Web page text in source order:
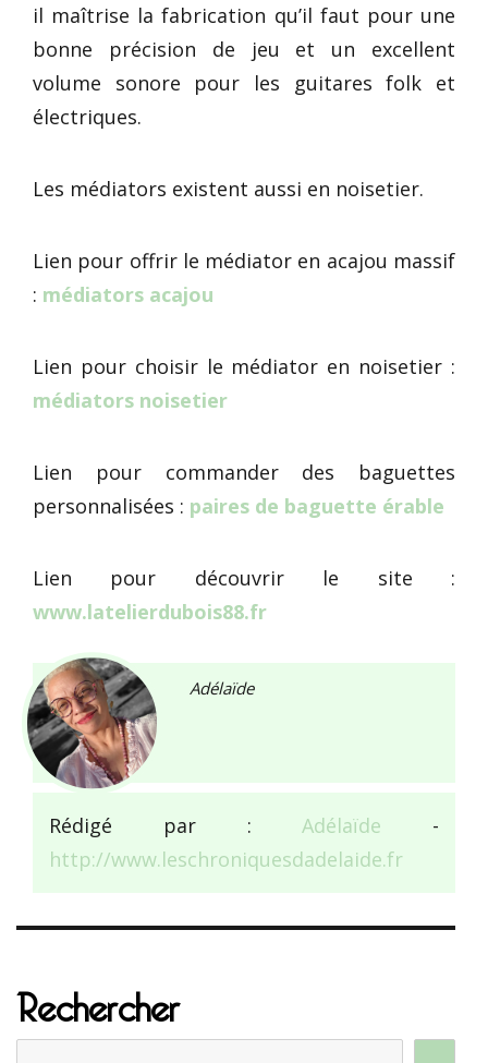
il maîtrise la fabrication qu’il faut pour une
bonne précision de jeu et un excellent
volume sonore pour les guitares folk et
électriques.
Les médiators existent aussi en noisetier.
Lien pour offrir le médiator en acajou massif
: médiators acajou
Lien pour choisir le médiator en noisetier :
médiators noisetier
Lien pour commander des baguettes
personnalisées : paires de baguette érable
Lien pour découvrir le site :
www.latelierdubois88.fr
Adélaïde
Rédigé par :Adélaïde -
http://www.leschroniquesdadelaide.fr
Rechercher